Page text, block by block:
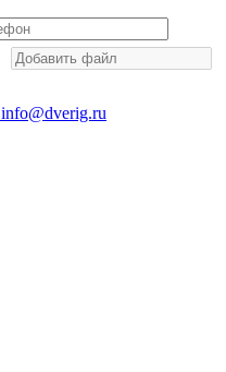
info@dverig.ru